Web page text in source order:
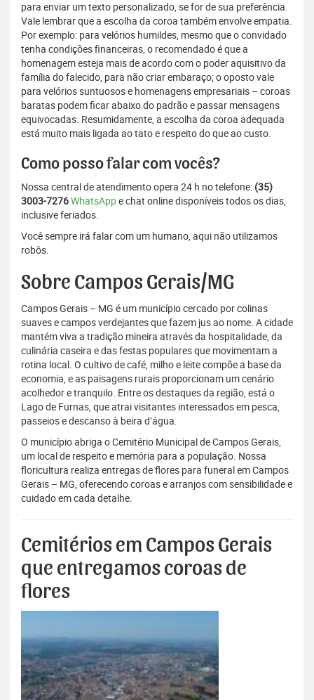
para enviar um texto personalizado, se for de sua preferência.
Vale lembrar que a escolha da coroa também envolve empatia.
Por exemplo: para velórios humildes, mesmo que o convidado
tenha condições financeiras, o recomendado é que a
homenagem esteja mais de acordo com o poder aquisitivo da
família do falecido, para não criar embaraço; o oposto vale
para velórios suntuosos e homenagens empresariais – coroas
baratas podem ficar abaixo do padrão e passar mensagens
equivocadas. Resumidamente, a escolha da coroa adequada
está muito mais ligada ao tato e respeito do que ao custo.
Como posso falar com vocês?
Nossa central de atendimento opera 24 h no telefone: (35)
3003-7276WhatsAppe chat online disponíveis todos os dias,
inclusive feriados.
Você sempre irá falar com um humano, aqui não utilizamos
robôs.
Sobre Campos Gerais/MG
Campos Gerais – MG é um município cercado por colinas
suaves e campos verdejantes que fazem jus ao nome. A cidade
mantém viva a tradição mineira através da hospitalidade, da
culinária caseira e das festas populares que movimentam a
rotina local. O cultivo de café, milho e leite compõe a base da
economia, e as paisagens rurais proporcionam um cenário
acolhedor e tranquilo. Entre os destaques da região, está o
Lago de Furnas, que atrai visitantes interessados em pesca,
passeios e descanso à beira d’água.
O município abriga o Cemitério Municipal de Campos Gerais,
um local de respeito e memória para a população. Nossa
floricultura realiza entregas de flores para funeral em Campos
Gerais – MG, oferecendo coroas e arranjos com sensibilidade e
cuidado em cada detalhe.
Cemitérios em Campos Gerais
que entregamos coroas de
flores